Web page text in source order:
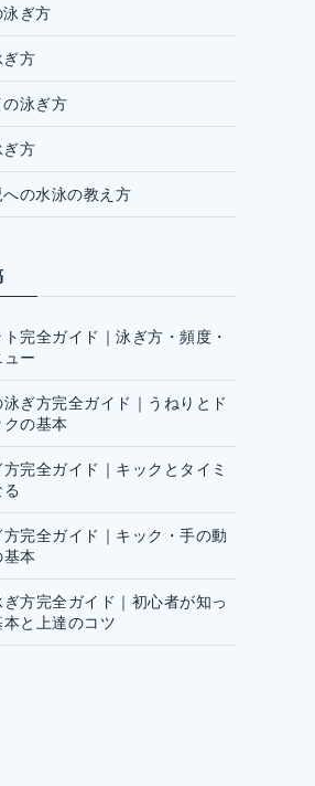
ぎ方
ぎ方
泳ぎ方
ぎ方
の水泳の教え方
完全ガイド｜泳ぎ方・頻度・
ー
ぎ方完全ガイド｜うねりとド
の基本
完全ガイド｜キックとタイミ
完全ガイド｜キック・手の動
基本
方完全ガイド｜初心者が知っ
と上達のコツ